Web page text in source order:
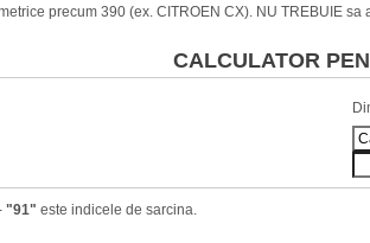
precum 390 (ex. CITROEN CX). NU TREBUIE
CALCULATOR
"91" este indicele de sarcina.